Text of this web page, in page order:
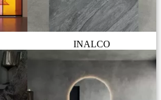
INALCO